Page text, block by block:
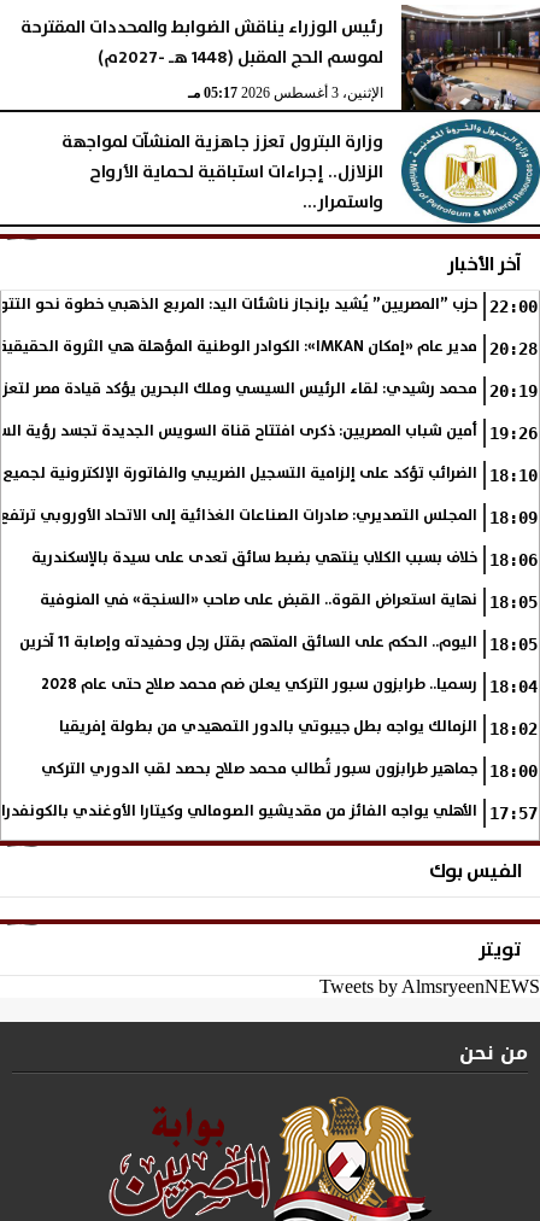
رئيس الوزراء يناقش الضوابط والمحددات المقترحة
لموسم الحج المقبل (1448 هـ -2027م)
الإثنين، 3 أغسطس 2026 05:17 مـ
وزارة البترول تعزز جاهزية المنشآت لمواجهة
الزلازل.. إجراءات استباقية لحماية الأرواح
واستمرار...
الإثنين، 3 أغسطس 2026 05:16 مـ
آخر الأخبار
22:00 حزب ”المصريين” يُشيد بإنجاز ناشئات اليد: المربع الذهبي خطوة نحو
20:28 مدير عام «إمكان IMKAN»: الكوادر الوطنية المؤهلة هي الثروة الحقيقية لمستقبل التنمية في مصر
20:19 محمد رشيدي: لقاء الرئيس السيسي وملك البحرين يؤكد قيادة مصر
19:26 أمين شباب المصريين: ذكرى افتتاح قناة السويس الجديدة تجسد رؤية
18:10 الضرائب تؤكد على إلزامية التسجيل الضريبي والفاتورة الإلكترونية
18:09 المجلس التصديري: صادرات الصناعات الغذائية إلى الاتحاد الأوروبي ترتفع 15.4% خلال النصف الأول من
18:06 خلاف بسبب الكلاب ينتهي بضبط سائق تعدى على سيدة بالإسكندرية
18:05 نهاية استعراض القوة.. القبض على صاحب «السنجة» في المنوفية
18:05 اليوم.. الحكم على السائق المتهم بقتل رجل وحفيدته وإصابة 11 آخرين
18:04 رسميا.. طرابزون سبور التركي يعلن ضم محمد صلاح حتى عام 2028
18:02 الزمالك يواجه بطل جيبوتي بالدور التمهيدي من بطولة إفريقيا
18:00 جماهير طرابزون سبور تُطالب محمد صلاح بحصد لقب الدوري التركي
17:57 الأهلي يواجه الفائز من مقديشيو الصومالي وكيتارا الأوغندي
الفيس بوك
تويتر
Tweets by AlmsryeenNEWS
من نحن